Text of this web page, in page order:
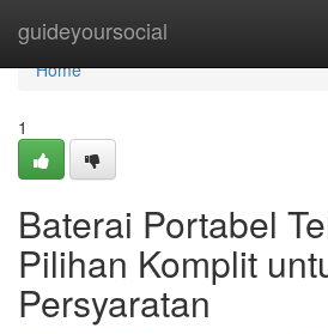
guideyoursocial
Home
Home
1
Baterai Portabel
Pilihan Komplit
Persyaratan